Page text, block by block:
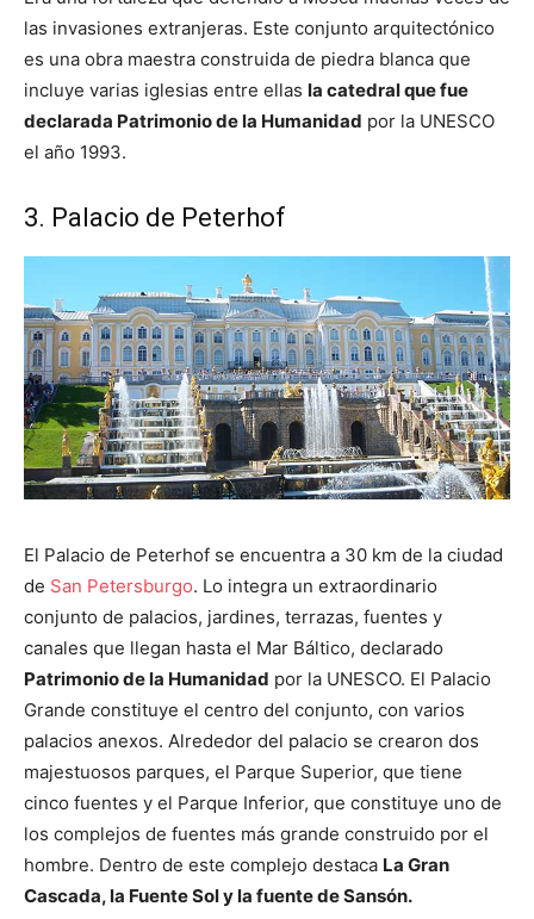
las invasiones extranjeras. Este conjunto arquitectónico
es una obra maestra construida de piedra blanca que
incluye varias iglesias entre ellas la catedral que fue
declarada Patrimonio de la Humanidad por la UNESCO
el año 1993.
3. Palacio de Peterhof
El Palacio de Peterhof se encuentra a 30 km de la ciudad
de San Petersburgo. Lo integra un extraordinario
conjunto de palacios, jardines, terrazas, fuentes y
canales que llegan hasta el Mar Báltico, declarado
Patrimonio de la Humanidad por la UNESCO. El Palacio
Grande constituye el centro del conjunto, con varios
palacios anexos. Alrededor del palacio se crearon dos
majestuosos parques, el Parque Superior, que tiene
cinco fuentes y el Parque Inferior, que constituye uno de
los complejos de fuentes más grande construido por el
hombre. Dentro de este complejo destaca La Gran
Cascada, la Fuente Sol y la fuente de Sansón.